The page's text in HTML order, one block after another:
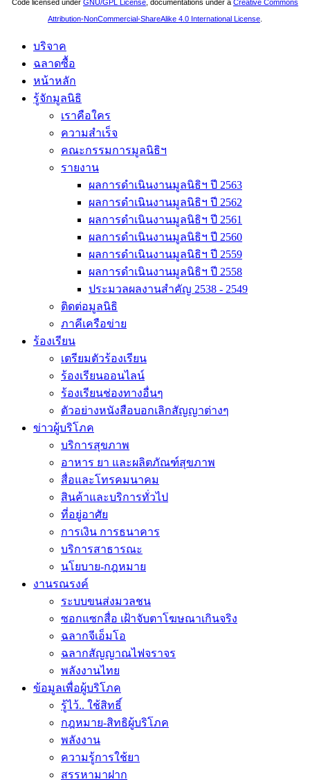
Code licensed under GNU/GPL License , documentations under a Creative Commons
Attribution-NonCommercial-ShareAlike 4.0 International License
บริจาค
ฉลาดซื้อ
หน้าหลัก
รู้จักมูลนิธิ
เราคือใคร
ความสำเร็จ
คณะกรรมการมูลนิธิฯ
รายงาน
ผลการดำเนินงานมูลนิธิฯ ปี 2563
ผลการดำเนินงานมูลนิธิฯ ปี 2562
ผลการดำเนินงานมูลนิธิฯ ปี 2561
ผลการดำเนินงานมูลนิธิฯ ปี 2560
ผลการดำเนินงานมูลนิธิฯ ปี 2559
ผลการดำเนินงานมูลนิธิฯ ปี 2558
ประมวลผลงานสำคัญ 2538 - 2549
ติดต่อมูลนิธิ
ภาคีเครือข่าย
ร้องเรียน
เตรียมตัวร้องเรียน
ร้องเรียนออนไลน์
ร้องเรียนช่องทางอื่นๆ
ตัวอย่างหนังสือบอกเลิกสัญญาต่างๆ
ข่าวผู้บริโภค
บริการสุขภาพ
อาหาร ยา และผลิตภัณฑ์สุขภาพ
สื่อและโทรคมนาคม
สินค้าและบริการทั่วไป
ที่อยู่อาศัย
การเงิน การธนาคาร
บริการสาธารณะ
นโยบาย-กฎหมาย
งานรณรงค์
ระบบขนส่งมวลชน
ซอกแซกสื่อ เฝ้าจับตาโฆษณาเกินจริง
ฉลากจีเอ็มโอ
ฉลากสัญญาณไฟจราจร
พลังงานไทย
ข้อมูลเพื่อผู้บริโภค
รู้ไว้.. ใช้สิทธิ์
กฎหมาย-สิทธิผู้บริโภค
พลังงาน
ความรู้การใช้ยา
สรรหามาฝาก